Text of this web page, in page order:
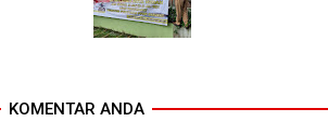
KOMENTAR ANDA